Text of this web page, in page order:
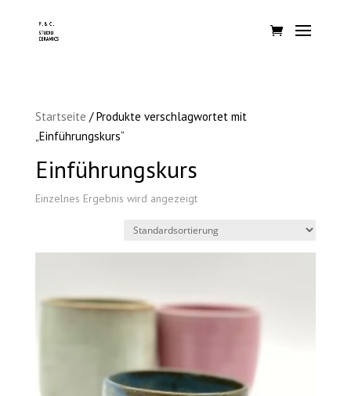
Startseite / Produkte verschlagwortet mit
„Einführungskurs“
Einführungskurs
Einzelnes Ergebnis wird angezeigt